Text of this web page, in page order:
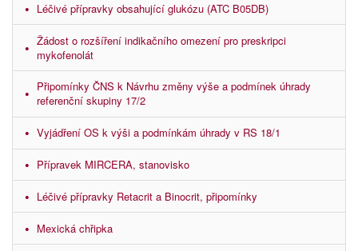
Léčivé přípravky obsahující glukózu (ATC B05DB)
Žádost o rozšíření indikačního omezení pro preskripci
mykofenolát
Připomínky ČNS k Návrhu změny výše a podmínek úhrady
referenční skupiny 17/2
Vyjádření OS k výši a podmínkám úhrady v RS 18/1
Přípravek MIRCERA, stanovisko
Léčivé přípravky Retacrit a Binocrit, připomínky
Mexická chřipka